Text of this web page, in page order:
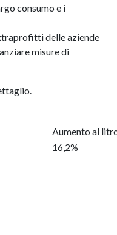
consumo e i
delle aziende
misure di
Aumento al
16,2%